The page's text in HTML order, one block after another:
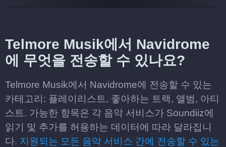
Telmore Musik에서 Navidrome
에 무엇을 전송할 수 있나요?
Telmore Musik에서 Navidrome에 전송할 수 있는
카테고리: 플레이리스트, 좋아하는 트랙, 앨범, 아티
스트. 가능한 항목은 각 음악 서비스가 Soundiiz에
읽기 및 추가를 허용하는 데이터에 따라 달라집니
다. 지원되는 모든 음악 서비스 간에 전송할 수 있는